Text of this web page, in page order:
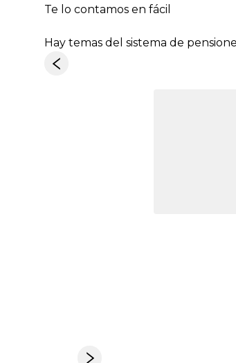
Te lo contamos en fácil
Hay temas del sistema de